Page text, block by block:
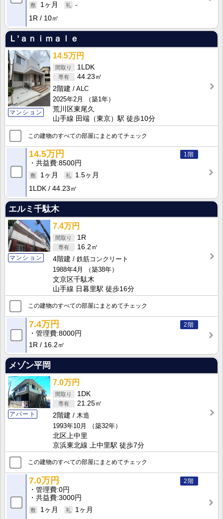
1ヶ月
-
1R
10㎡
Ｌ’ａｎｉｍａｌｅ
マンション
14.5万円
1LDK
44.23㎡
2階建
ALC
2025年2月
（築1年）
荒川区東尾久
山手線 田端（東京）駅 徒歩10分
この建物のすべての部屋にまとめてチェック
1階
14.5万円
共益費 8500円
1ヶ月
1.5ヶ月
1LDK
44.23㎡
エルミ千駄木
マンション
7.4万円
1R
16.2㎡
4階建
鉄筋コンクリート
1988年4月
（築38年）
文京区千駄木
山手線 日暮里駅 徒歩16分
この建物のすべての部屋にまとめてチェック
2階
7.4万円
管理費 8000円
1R
16.2㎡
メゾン平岡
アパート
7.0万円
1DK
21.25㎡
2階建
木造
1993年10月
（築32年）
北区上中里
京浜東北線 上中里駅 徒歩7分
この建物のすべての部屋にまとめてチェック
2階
7.0万円
管理費 0円
共益費 3000円
1ヶ月
1ヶ月